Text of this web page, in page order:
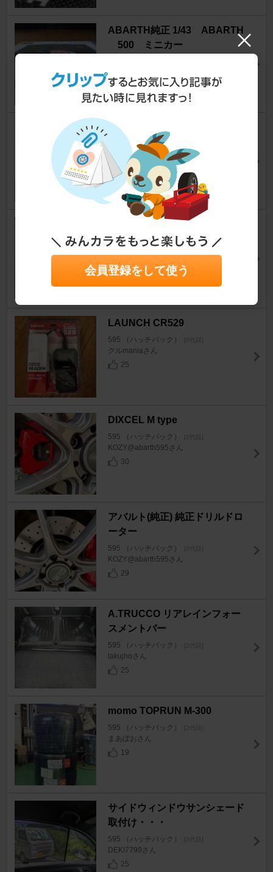
ABARTH純正 1/43 ABARTH
500 ミニカー
クルmaniaさん
14
0
THREEHUNDRED LEDリバー
スランプ
595 （ハッチバック） [2代目]
takuya.t.3994さん
21
GSI Creos Mr.スーパークリア
ー UVカット光沢スプレー B52
2
595 （ハッチバック） [2代目]
LAUNCH CR529
595 （ハッチバック） [2代目]
クルmaniaさん
25
DIXCEL M type
595 （ハッチバック） [2代目]
KOZY@abarth595さん
30
アバルト(純正) 純正ドリルドロ
ーター
595 （ハッチバック） [2代目]
KOZY@abarth595さん
29
A.TRUCCO リアレインフォー
スメントバー
595 （ハッチバック） [2代目]
takujhoさん
25
momo TOPRUN M-300
595 （ハッチバック） [2代目]
まあぼおさん
19
サイドウィンドウサンシェード
取付け・・・
595 （ハッチバック） [2代目]
DEKI7799さん
25
会員登録をして使う